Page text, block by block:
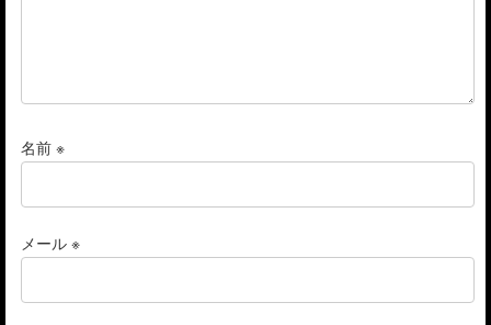
名前 ※
メール ※